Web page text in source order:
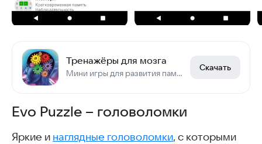
Тренажёры для мозга
Мини игры для развития памяти, внимания
Скачать
Evo Puzzle – головоломки
Яркие и наглядные головоломки, с которыми